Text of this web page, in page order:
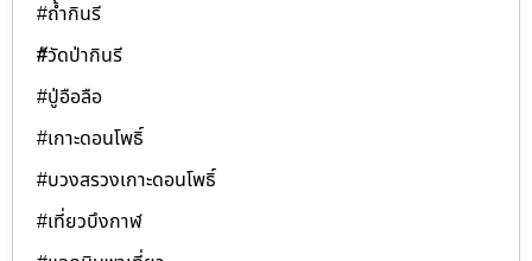
#ถ้ำกินรี
#ัวัดป่ากินรี
#ปู่อือลือ
#เกาะดอนโพธิ์
#บวงสรวงเกาะดอนโพธิ์
#เที่ยวบึงกาฬ